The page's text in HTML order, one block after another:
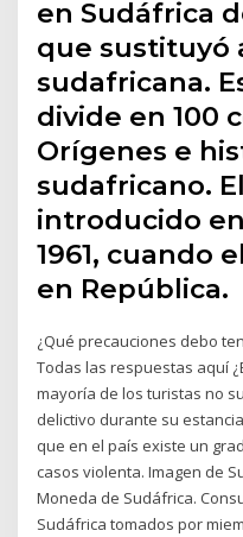
en Sudáfrica
que sustituyó
sudafricana.
divide en 100
Orígenes e
sudafricano.
introducido
1961, cuando
en República.
¿Qué precauciones debo
Todas las respuestas aquí
mayoría de los turistas no
delictivo durante su
que en el país existe un
casos violenta. Imagen de
Moneda de Sudáfrica.
Sudáfrica tomados por